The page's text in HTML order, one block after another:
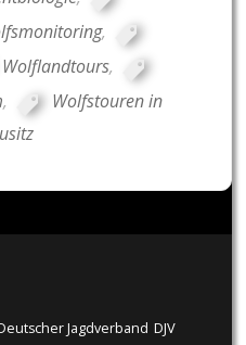
,
Wolflandtours,
,
Wolfstouren in
Jagdverband DJV